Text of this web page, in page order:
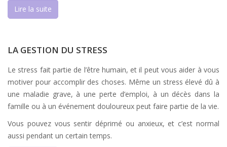
Lire la suite
LA GESTION DU STRESS
Le stress fait partie de l’être humain, et il peut vous aider à vous
motiver pour accomplir des choses. Même un stress élevé dû à
une maladie grave, à une perte d’emploi, à un décès dans la
famille ou à un événement douloureux peut faire partie de la vie.
Vous pouvez vous sentir déprimé ou anxieux, et c’est normal
aussi pendant un certain temps.